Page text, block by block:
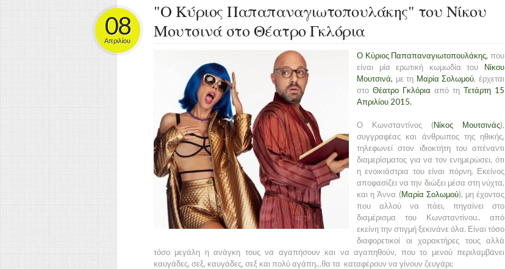
"Ο Kύριος Παπαπαναγιωτοπουλάκης" του Νίκου
Μουτσινά στο Θέατρο Γκλόρια
08
Απριλίου
Ο Κύριος Παπαπαναγιωτοπουλάκης, που
είναι μία ερωτική κωμωδία του
Νίκου
Μουτσινά, με τη Μαρία Σολωμού, έρχεται
στο Θέατρο Γκλόρια από τη Τετάρτη 15
Απριλίου 2015.
Ο Κωνσταντίνος (Νίκος Μουτσινάς),
συγγραφέας και άνθρωπος της ηθικής,
τηλεφωνεί στον ιδιοκτήτη του απέναντι
διαμερίσματος για να τον ενημερώσει, ότι
η ενοικιάστρια του είναι πόρνη. Εκείνος
αποφασίζει να την διώξει μέσα στη νύχτα,
και η Άννα (Μαρία Σολωμού), μη έχοντας
που αλλού να πάει, πηγαίνει στο
διαμέρισμα του Κωνσταντίνου.. από
εκείνη την στιγμή ξεκινάνε όλα. Είναι τόσο
διαφορετικοί οι χαρακτήρες τους αλλά
τόσο μεγάλη η ανάγκη τους να αγαπήσουν και να αγαπηθούν, που το μενού περιλαμβάνει
καυγάδες, σεξ, καυγάδες, σεξ και πολύ αγάπη...θα τα καταφέρουν να γίνουν ζευγάρι;